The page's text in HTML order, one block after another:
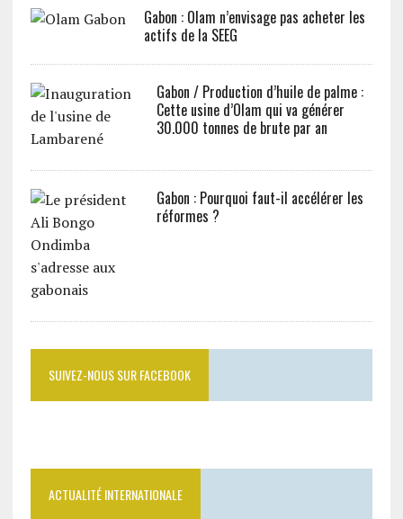
Gabon : Olam n’envisage pas acheter les
actifs de la SEEG
Gabon / Production d’huile de palme :
Cette usine d’Olam qui va générer
30.000 tonnes de brute par an
Gabon : Pourquoi faut-il accélérer les
réformes ?
SUIVEZ-NOUS SUR FACEBOOK
ACTUALITÉ INTERNATIONALE